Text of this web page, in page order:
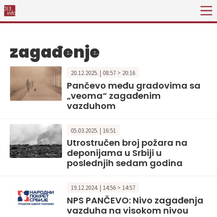
zagađenje
20.12.2025. | 08:57 > 20:16
Pančevo među gradovima sa
„veoma“ zagađenim
vazduhom
05.03.2025. | 16:51
Utrostručen broj požara na
deponijama u Srbiji u
poslednjih sedam godina
19.12.2024. | 14:56 > 14:57
NPS PANČEVO: Nivo zagađenja
vazduha na visokom nivou